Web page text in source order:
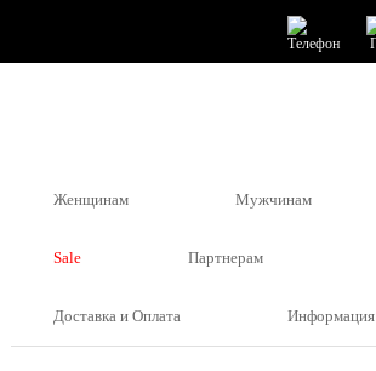
Женщинам Мужчинам
Sale Партнерам
Доставка и Оплата Информация